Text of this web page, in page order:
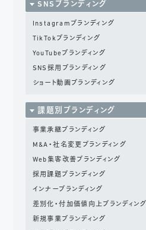
SNSブランディング
Instagramブランディング
TikTokブランディング
YouTubeブランディング
SNS採用ブランディング
ショート動画ブランディング
課題別ブランディング
事業承継ブランディング
M&A・社名変更ブランディング
Web集客改善ブランディング
採用課題ブランディング
インナーブランディング
差別化・付加価値向上ブランディング
新規事業ブランディング